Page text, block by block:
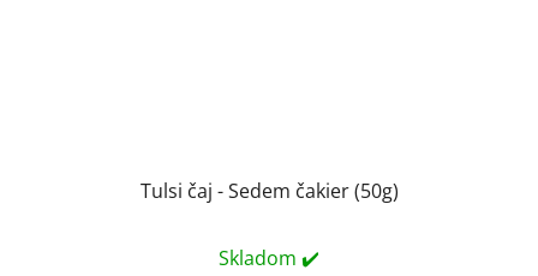
Tulsi čaj - Sedem čakier (50g)
Skladom ✔️